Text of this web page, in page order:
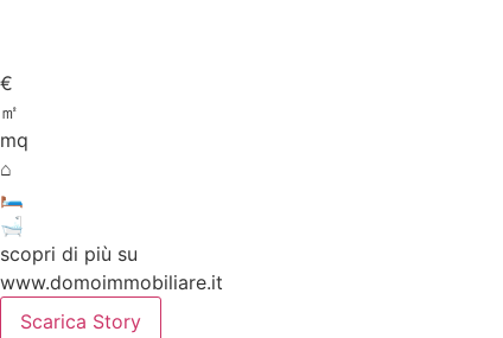
€
㎡
mq
⌂
🛏
🛁
scopri di più su
www.domoimmobiliare.it
Scarica Story